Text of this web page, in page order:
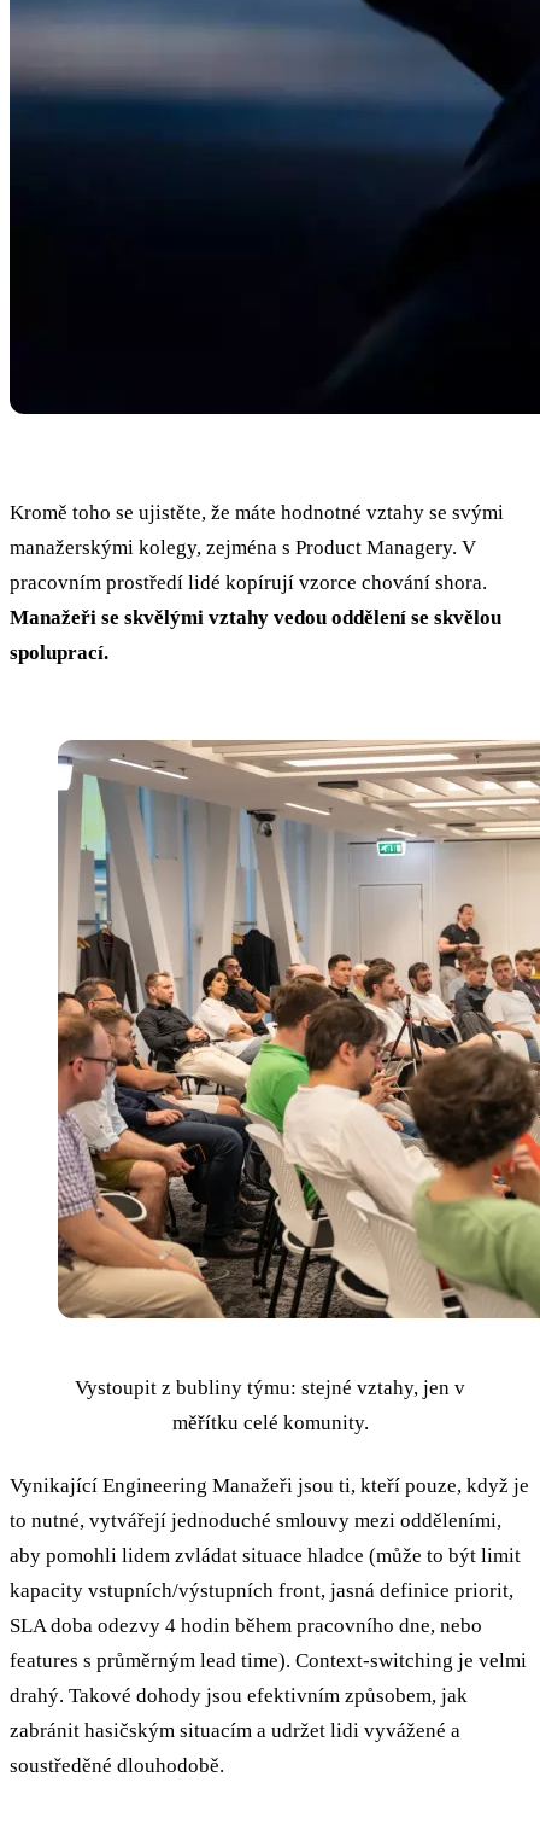
Kromě toho se ujistěte, že máte hodnotné vztahy se svými
manažerskými kolegy, zejména s Product Managery. V
pracovním prostředí lidé kopírují vzorce chování shora.
Manažeři se skvělými vztahy vedou oddělení se skvělou
spoluprací.
Vystoupit z bubliny týmu: stejné vztahy, jen v
měřítku celé komunity.
Vynikající Engineering Manažeři jsou ti, kteří pouze, když je
to nutné, vytvářejí jednoduché smlouvy mezi odděleními,
aby pomohli lidem zvládat situace hladce (může to být limit
kapacity vstupních/výstupních front, jasná definice priorit,
SLA doba odezvy 4 hodin během pracovního dne, nebo
features s průměrným lead time). Context-switching je velmi
drahý. Takové dohody jsou efektivním způsobem, jak
zabránit hasičským situacím a udržet lidi vyvážené a
soustředěné dlouhodobě.